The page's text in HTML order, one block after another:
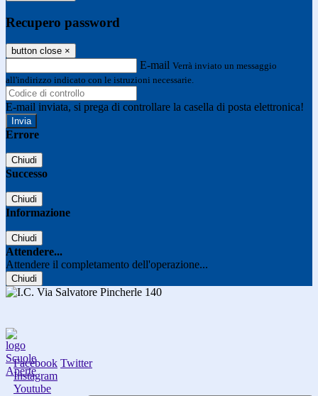
Recupero password
button close ×
E-mail Verrà inviato un messaggio
all'indirizzo indicato con le istruzioni necessarie.
E-mail inviata, si prega di controllare la casella di posta elettronica!
Errore
Chiudi
Successo
Chiudi
Informazione
Chiudi
Attendere...
Attendere il completamento dell'operazione...
Chiudi
Facebook Twitter
Instagram
Youtube